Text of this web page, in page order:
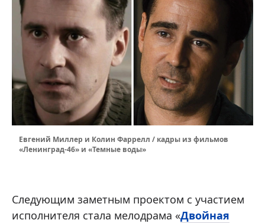
Евгений Миллер и Колин Фаррелл / кадры из фильмов
«Ленинград-46» и «Темные воды»
Следующим заметным проектом с участием
исполнителя стала мелодрама «Двойная